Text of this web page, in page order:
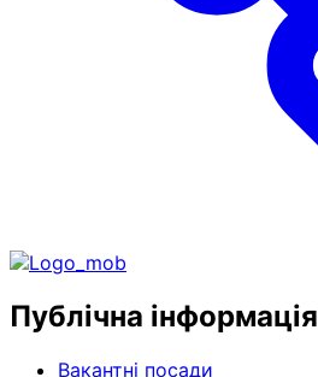
Публічна інформація
Вакантні посади